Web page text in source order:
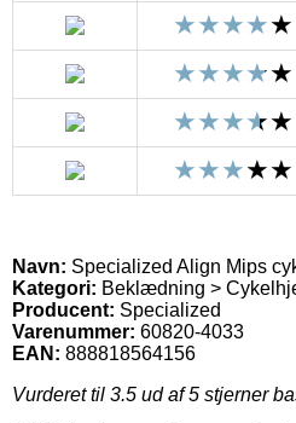
Navn: Specialized Align Mips
Kategori: Beklædning >
Producent: Specialized
Varenummer: 60820-4033
EAN: 888818564156
Vurderet til 3.5 ud af 5 stjerner